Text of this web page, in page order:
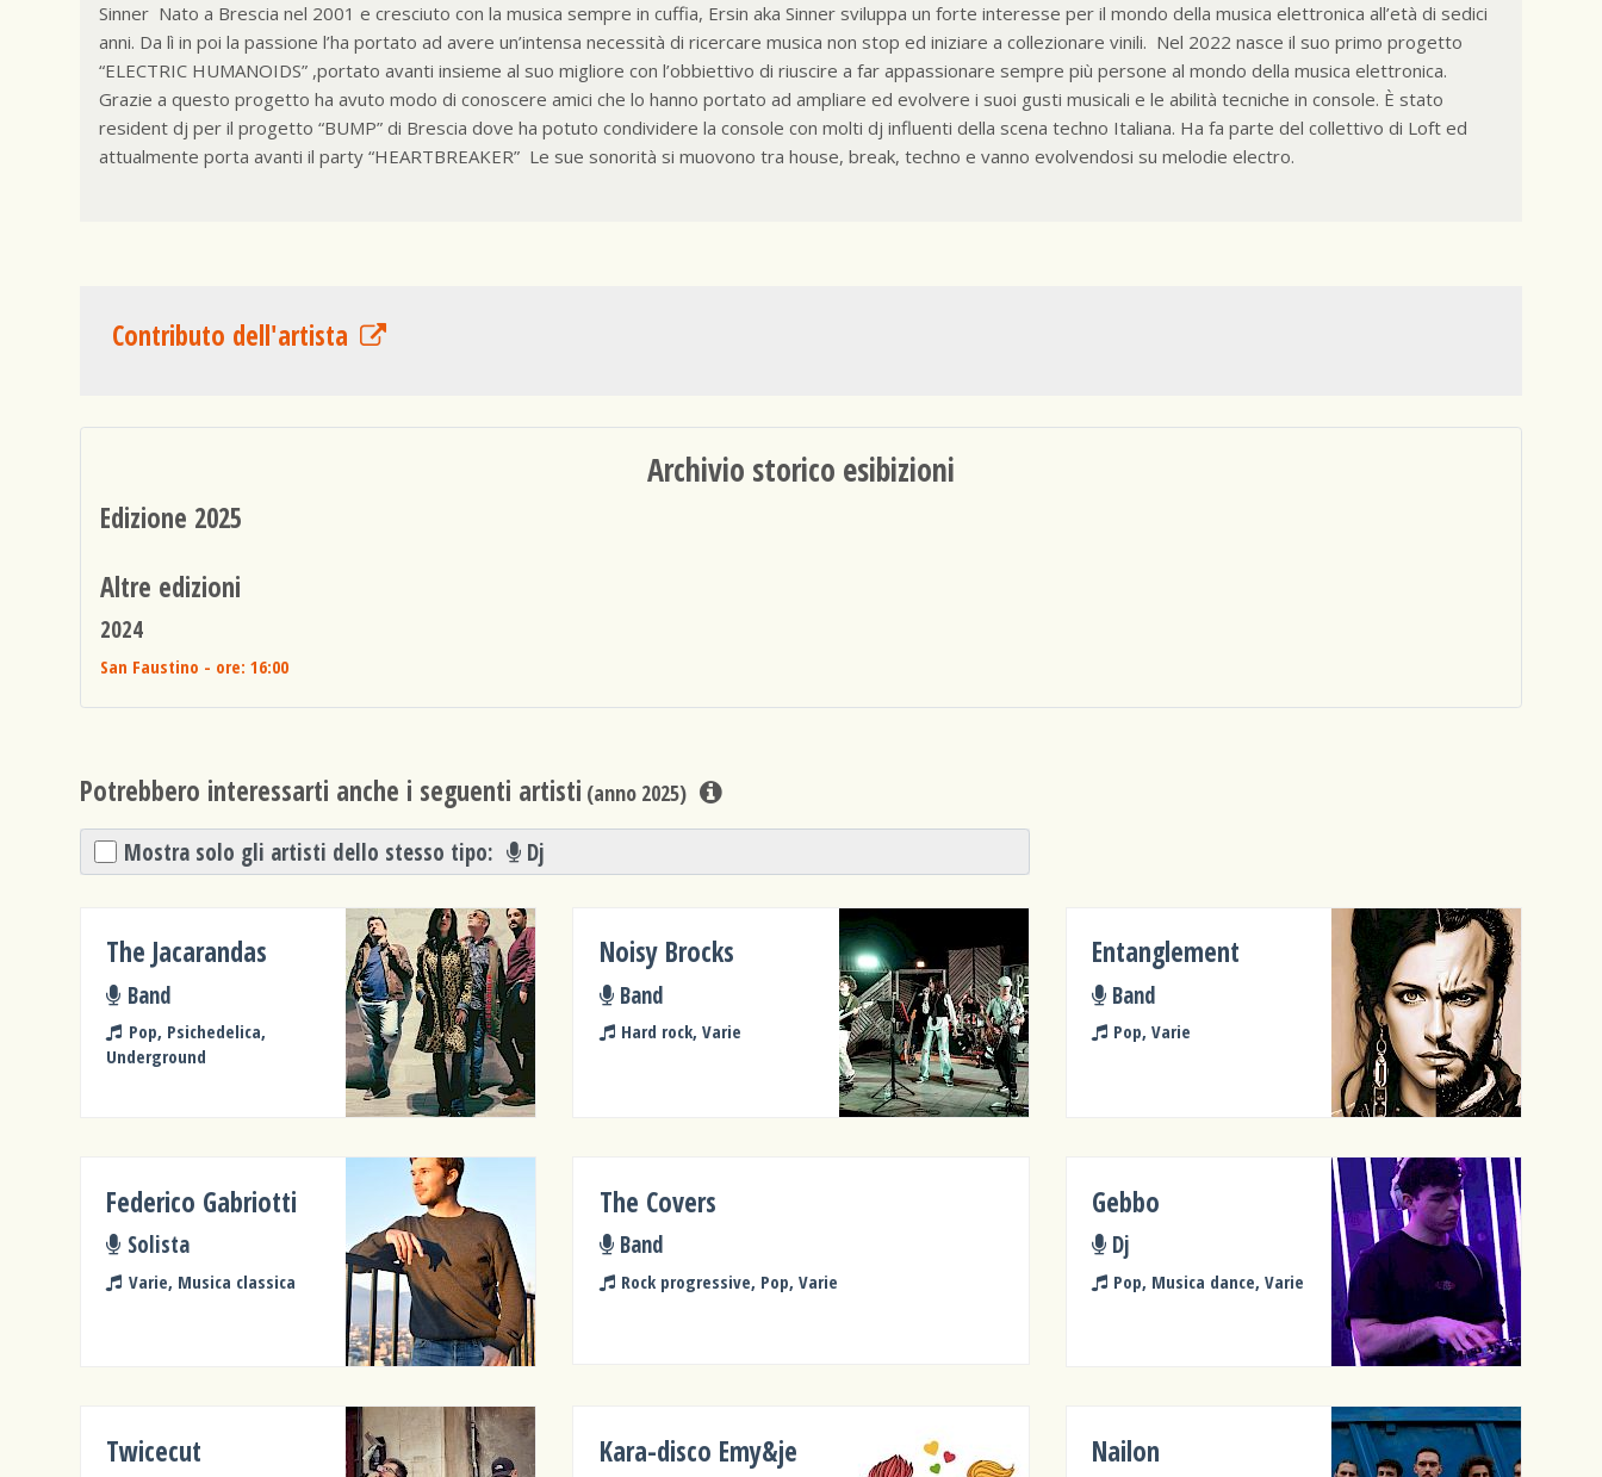
Sinner Nato a Brescia nel 2001 e cresciuto con la musica sempre in cuffia, Ersin aka Sinner sviluppa un forte interesse per il mondo della musica elettronica all’età di sedici
anni. Da lì in poi la passione l’ha portato ad avere un’intensa necessità di ricercare musica non stop ed iniziare a collezionare vinili. Nel 2022 nasce il suo primo progetto
“ELECTRIC HUMANOIDS” ,portato avanti insieme al suo migliore con l’obbiettivo di riuscire a far appassionare sempre più persone al mondo della musica elettronica.
Grazie a questo progetto ha avuto modo di conoscere amici che lo hanno portato ad ampliare ed evolvere i suoi gusti musicali e le abilità tecniche in console. È stato
resident dj per il progetto “BUMP” di Brescia dove ha potuto condividere la console con molti dj influenti della scena techno Italiana. Ha fa parte del collettivo di Loft ed
attualmente porta avanti il party “HEARTBREAKER” Le sue sonorità si muovono tra house, break, techno e vanno evolvendosi su melodie electro.
Contributo dell'artista
Archivio storico esibizioni
Edizione 2025
Altre edizioni
2024
San Faustino - ore: 16:00
Potrebbero interessarti anche i seguenti artisti (anno 2025)
Mostra solo gli artisti dello stesso tipo: Dj
The Jacarandas
Band
Pop, Psichedelica,
Underground
Noisy Brocks
Band
Hard rock, Varie
Entanglement
Band
Pop, Varie
Federico Gabriotti
Solista
Varie, Musica classica
The Covers
Band
Rock progressive, Pop, Varie
Gebbo
Dj
Pop, Musica dance, Varie
Twicecut Kara-disco Emy&je Nailon